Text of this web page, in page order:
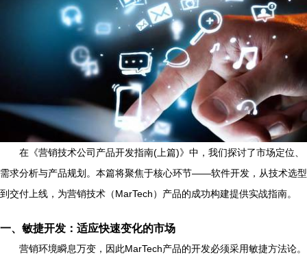
在《营销技术公司产品开发指南(上篇)》中，我们探讨了市场定位、
需求分析与产品规划。本篇将聚焦于核心环节——软件开发，从技术选型
到交付上线，为营销技术（MarTech）产品的成功构建提供实战指南。
一、敏捷开发：适应快速变化的市场
营销环境瞬息万变，因此MarTech产品的开发必须采用敏捷方法论。